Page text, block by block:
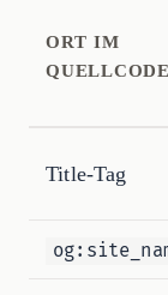
ORT IM
QUELLCODE
Title-Tag